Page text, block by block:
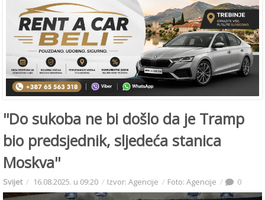
''Do sukoba ne bi došlo da je Tramp
bio predsjednik, sljedeća stanica
Moskva''
Svijet 16.08.2025. u 09:20 Izvor: Agencije Foto: Agencije 0